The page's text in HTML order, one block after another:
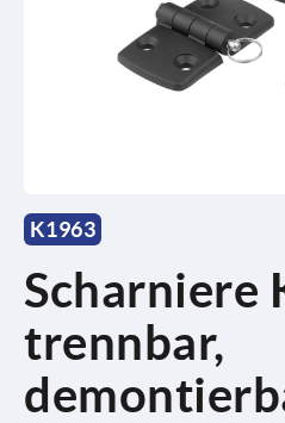
K1963
Scharniere
trennbar,